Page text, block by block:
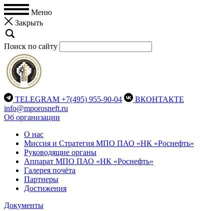
Меню
Закрыть
Поиск по сайту
TELEGRAM +7(495) 955-90-04
ВКОНТАКТЕ
info@mporosneft.ru
Об организации
О нас
Миссия и Стратегия МПО ПАО «НК «Роснефть»
Руководящие органы
Аппарат МПО ПАО «НК «Роснефть»
Галерея почёта
Партнеры
Достижения
Документы